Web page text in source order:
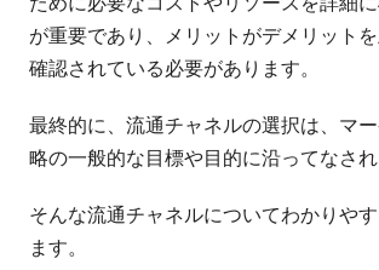
が重要であり、メリットがデメリット
確認されている必要があります。
最終的に、流通チャネルの選択は、マ
略の一般的な目標や目的に沿ってなされ
そんな流通チャネルについてわかりや
ます。